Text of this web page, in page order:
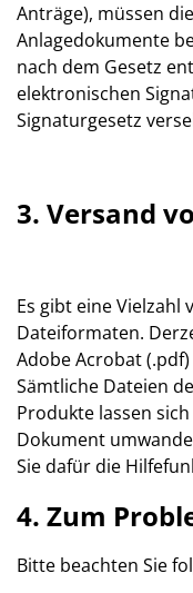
Anträge), müssen
Anlagedokumente
nach dem Gesetz
elektronischen
Signaturgesetz
3. Versand
Es gibt eine
Dateiformaten.
Adobe Acrobat
Sämtliche Dateien
Produkte lassen
Dokument
Sie dafür die
4. Zum
Bitte beachten Sie